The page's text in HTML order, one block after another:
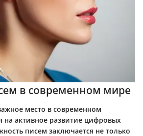
в современном мире
место в современном
на активное развитие цифровых
писем заключается не только